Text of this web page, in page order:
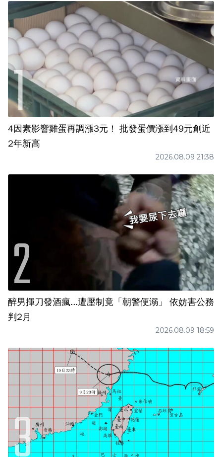
4因素影響雞蛋再調漲3元！ 批發蛋價漲到49元創近
2年新高
2026.08.09 21:38
醉男揮刀發酒瘋...遭壓制竟「朝警便溺」 依妨害公務
判2月
2026.08.09 18:59